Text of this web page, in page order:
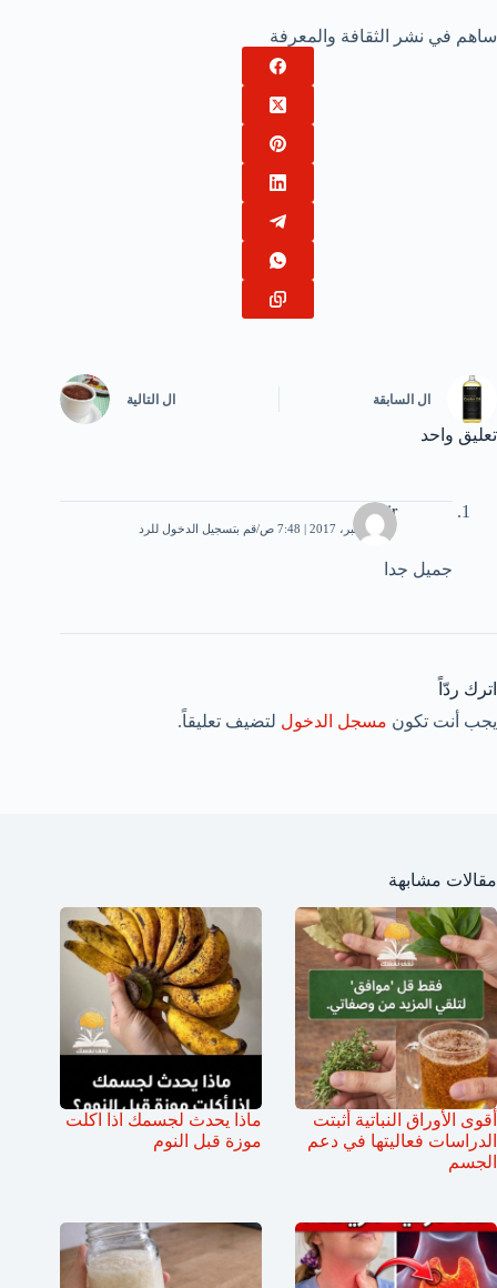
ساهم في نشر الثقافة والمعرفة
ال السابقة ال التالية
تعليق واحد
yasir
27 ديسمبر، 2017 | 7:48 ص قم بتسجيل الدخول للرد
جميل جدا
اترك ردّاً
يجب أنت تكون مسجل الدخول لتضيف تعليقاً.
مقالات مشابهة
أقوى الأوراق النباتية أثبتت
الدراسات فعاليتها في دعم
الجسم
ماذا يحدث لجسمك اذا اكلت
موزة قبل النوم